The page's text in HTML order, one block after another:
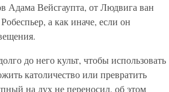
Вейсгаупта, от Людвига ван
а как иначе, если он
до него культ, чтобы использовать
католичество или превратить
на дух не переносил, об этом